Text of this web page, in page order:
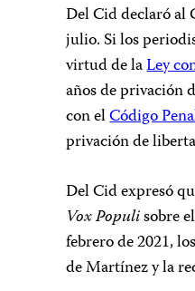
Del Cid declaró al
julio. Si los
virtud de laLey
años de privación
con elCódigo
privación de
Del Cid expresó
Vox Populisobre
febrero de 2021,
de Martínez y la